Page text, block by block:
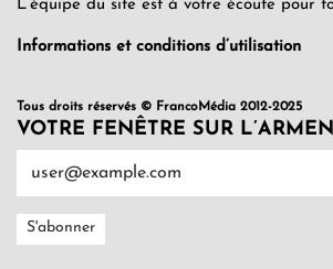
L’équipe du site est à votre écoute pour
Informations et conditions d’utilisation
Tous droits réservés © FrancoMédia 2012-2025
VOTRE FENÊTRE SUR